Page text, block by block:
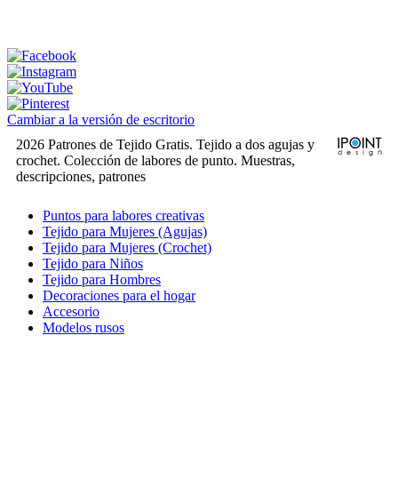
Cambiar a la versión de escritorio
2026 Patrones de Tejido Gratis. Tejido a dos agujas y
crochet. Colección de labores de punto. Muestras,
descripciones, patrones
Puntos para labores creativas
Tejido para Mujeres (Agujas)
Tejido para Mujeres (Crochet)
Tejido para Niños
Tejido para Hombres
Decoraciones para el hogar
Accesorio
Modelos rusos